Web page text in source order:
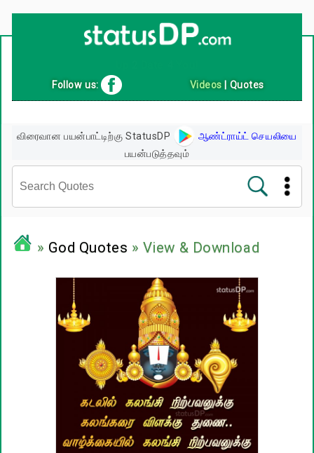
Follow us: Videos Quotes
விரைவான பயன்பாட்டிற்கு StatusDP
ஆண்ட்ராய்ட் செயலியை
பயன்படுத்தவும்
பழமொழிகள்
ஊக்கம் / உத்வேக பொன்மொழிகள்
காதல் பொன்மொழிகள்
மகிழ்ச்சி பொன்மொழிகள்
» God Quotes » View & Download